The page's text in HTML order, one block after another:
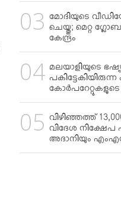
മോദിയുടെ
ചെയ്തു; മെറ്റ
കേന്ദ്രം
മലയാളിയുടെ
വിഴിഞ്ഞത്ത്
വിദേശ നിക്ഷേപ
അദാനിയും